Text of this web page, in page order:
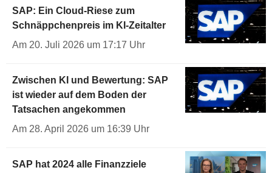
SAP: Ein Cloud-Riese zum
Schnäppchenpreis im KI-Zeitalter
Am 20. Juli 2026 um 17:17 Uhr
Zwischen KI und Bewertung: SAP
ist wieder auf dem Boden der
Tatsachen angekommen
Am 28. April 2026 um 16:39 Uhr
SAP hat 2024 alle Finanzziele